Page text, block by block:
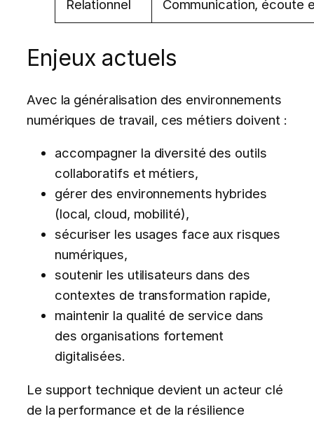
Relationnel Communication, écoute
Enjeux actuels
Avec la généralisation des environnements
numériques de travail, ces métiers doivent :
accompagner la diversité des outils
collaboratifs et métiers,
gérer des environnements hybrides
(local, cloud, mobilité),
sécuriser les usages face aux risques
numériques,
soutenir les utilisateurs dans des
contextes de transformation rapide,
maintenir la qualité de service dans
des organisations fortement
digitalisées.
Le support technique devient un acteur clé
de la performance et de la résilience